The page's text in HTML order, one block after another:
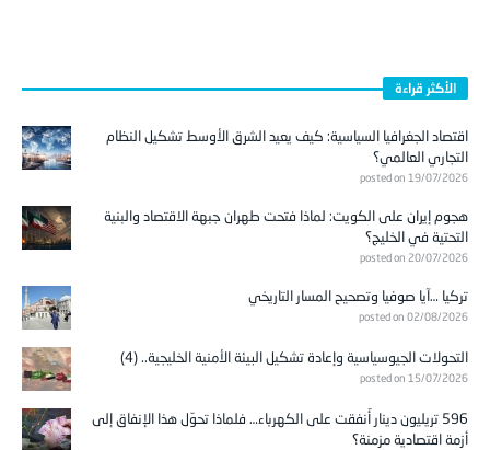
الأكثر قراءة
اقتصاد الجغرافيا السياسية: كيف يعيد الشرق الأوسط تشكيل النظام
التجاري العالمي؟
posted on 19/07/2026
هجوم إيران على الكويت: لماذا فتحت طهران جبهة الاقتصاد والبنية
التحتية في الخليج؟
posted on 20/07/2026
تركيا …آيا صوفيا وتصحيح المسار التاريخي
posted on 02/08/2026
التحولات الجيوسياسية وإعادة تشكيل البيئة الأمنية الخليجية.. (4)
posted on 15/07/2026
596 تريليون دينار أُنفقت على الكهرباء… فلماذا تحوّل هذا الإنفاق إلى
أزمة اقتصادية مزمنة؟